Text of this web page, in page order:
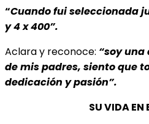
“Cuando fui seleccionada
y 4 x 400”.
Aclara y reconoce: “soy
de mis padres, siento que
dedicación y pasión”.
SU VIDA EN